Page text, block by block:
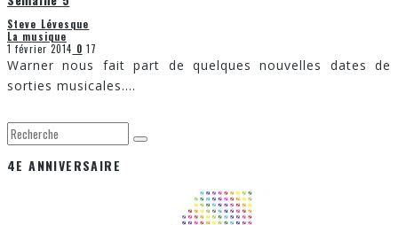
Steve Lévesque
La musique
1 février 2014 0 17
Warner nous fait part de quelques nouvelles dates de
sorties musicales....
4E ANNIVERSAIRE